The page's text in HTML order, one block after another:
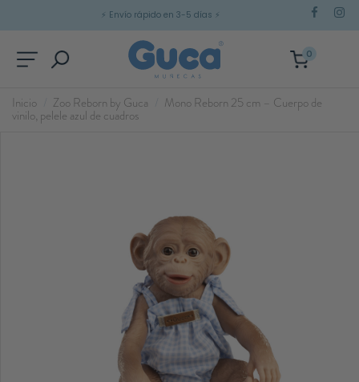
⚡ Envío rápido en 3-5 días ⚡
0
Inicio Zoo Reborn by Guca Mono Reborn 25 cm – Cuerpo de
vinilo, pelele azul de cuadros